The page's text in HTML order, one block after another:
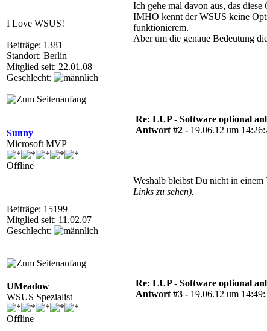
I Love WSUS!
Beiträge: 1381
Standort: Berlin
Mitglied seit: 22.01.08
Geschlecht:
Ich gehe mal davon aus, das
IMHO kennt der WSUS keine
funktionierem.
Aber um die genaue Bedeutung
Sunny
Microsoft MVP
Offline
Beiträge: 15199
Mitglied seit: 11.02.07
Geschlecht:
Re: LUP - Software optional
Antwort #2 - 19.06.12 um
Weshalb bleibst Du nicht in einem
Links zu sehen).
UMeadow
WSUS Spezialist
Offline
Re: LUP - Software optional
Antwort #3 - 19.06.12 um